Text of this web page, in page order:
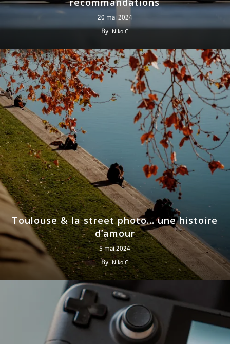
20 mai 2024
By Niko C
Toulouse & la street photo… une histoire
d’amour
5 mai 2024
By Niko C